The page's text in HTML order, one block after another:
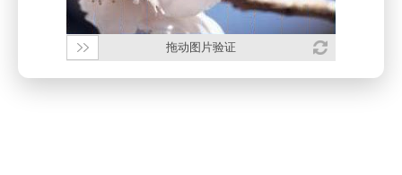
拖动图片验证